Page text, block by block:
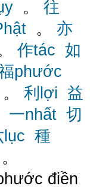
。 往
。 亦
作tác 如
phước
。 利lợi 益
一nhất 切
lục 種
。
điền